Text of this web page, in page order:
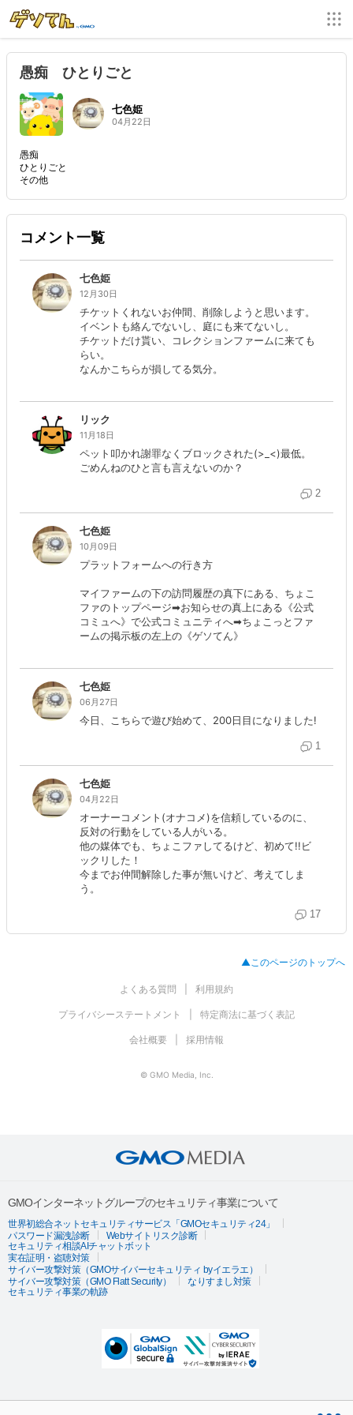
愚痴 ひとりごと
七色姫
04月22日
愚痴
ひとりごと
その他
コメント一覧
七色姫
12月30日
チケットくれないお仲間、削除しようと思います。
イベントも絡んでないし、庭にも来てないし。
チケットだけ貰い、コレクションファームに来ても
らい。
なんかこちらが損してる気分。
リック
11月18日
ペット叩かれ謝罪なくブロックされた(>_<)最低。
ごめんねのひと言も言えないのか？
2
七色姫
10月09日
プラットフォームへの行き方
マイファームの下の訪問履歴の真下にある、ちょこ
ファのトップページ➡お知らせの真上にある《公式
コミュへ》で公式コミュニティへ➡ちょこっとファ
ームの掲示板の左上の《ゲソてん》
七色姫
06月27日
今日、こちらで遊び始めて、200日目になりました!
1
七色姫
04月22日
オーナーコメント(オナコメ)を信頼しているのに、
反対の行動をしている人がいる。
他の媒体でも、ちょこファしてるけど、初めて!!ビ
ックリした！
今までお仲間解除した事が無いけど、考えてしま
う。
17
▲このページのトップへ
よくある質問 利用規約
プライバシーステートメント 特定商法に基づく表記
会社概要 採用情報
© GMO Media, Inc.
GMOインターネットグループのセキュリティ事業について
世界初総合ネットセキュリティサービス「GMOセキュリティ24」
パスワード漏洩診断
Webサイトリスク診断
セキュリティ相談AIチャットボット
実在証明・盗聴対策
サイバー攻撃対策（GMOサイバーセキュリティ byイエラエ）
サイバー攻撃対策（GMO Flatt Security）
なりすまし対策
セキュリティ事業の軌跡